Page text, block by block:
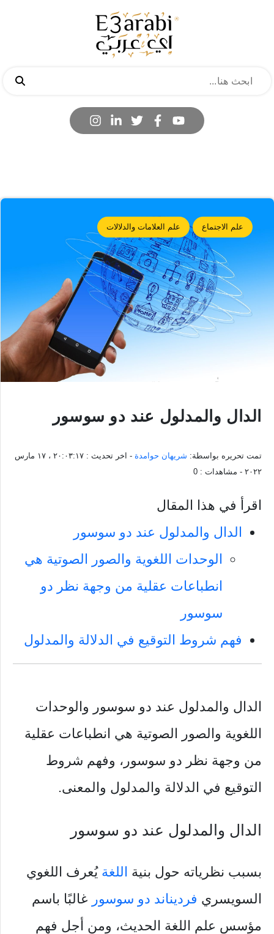
علم الاجتماع علم العلامات والدلالات
الدال والمدلول عند دو سوسور
تمت تحريره بواسطة: شريهان حوامدة - اخر تحديث :
٢٠:٠٣:١٧ ، ١٧ مارس
٢٠٢٢ - مشاهدات : 0
اقرأ في هذا المقال
الدال والمدلول عند دو سوسور
الوحدات اللغوية والصور الصوتية هي
انطباعات عقلية من وجهة نظر دو
سوسور
فهم شروط التوقيع في الدلالة والمدلول
الدال والمدلول عند دو سوسور والوحدات
اللغوية والصور الصوتية هي انطباعات عقلية
من وجهة نظر دو سوسور، وفهم شروط
التوقيع في الدلالة والمدلول والمعنى.
الدال والمدلول عند دو سوسور
بسبب نظرياته حول بنية اللغة يُعرف اللغوي
السويسري فرديناند دو سوسور غالبًا باسم
مؤسس علم اللغة الحديث، ومن أجل فهم